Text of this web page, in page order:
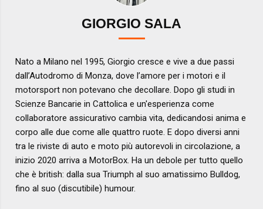
GIORGIO SALA
Nato a Milano nel 1995, Giorgio cresce e vive a due passi
dall’Autodromo di Monza, dove l’amore per i motori e il
motorsport non potevano che decollare. Dopo gli studi in
Scienze Bancarie in Cattolica e un'esperienza come
collaboratore assicurativo cambia vita, dedicandosi anima e
corpo alle due come alle quattro ruote. E dopo diversi anni
tra le riviste di auto e moto più autorevoli in circolazione, a
inizio 2020 arriva a MotorBox. Ha un debole per tutto quello
che è british: dalla sua Triumph al suo amatissimo Bulldog,
fino al suo (discutibile) humour.